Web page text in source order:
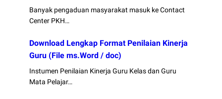
Banyak pengaduan masyarakat masuk ke Contact
Center PKH…
Download Lengkap Format Penilaian Kinerja
Guru (File ms.Word / doc)
Instumen Penilaian Kinerja Guru Kelas dan Guru
Mata Pelajar…